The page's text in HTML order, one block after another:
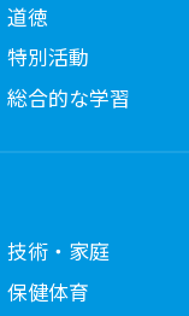
道徳
特別活動
総合的な学習
技術・家庭
保健体育